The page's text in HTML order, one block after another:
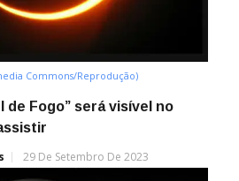
Commons/Reprodução)
de Fogo” será visível no
29 De Setembro De 2023